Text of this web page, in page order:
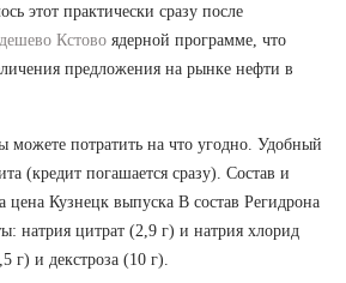
этот практически сразу после
Кстово ядерной программе, что
предложения на рынке нефти в
можете потратить на что угодно. Удобный
(кредит погашается сразу). Состав и
цена Кузнецк выпуска В состав Регидрона
натрия цитрат (2,9 г) и натрия хлорид
г) и декстроза (10 г).